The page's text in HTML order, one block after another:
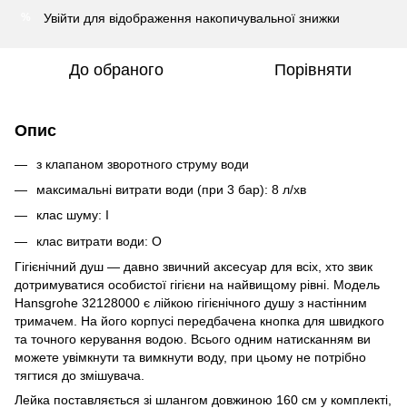
Увійти для відображення накопичувальної знижки
До обраного Порівняти
Опис
з клапаном зворотного струму води
максимальні витрати води (при 3 бар): 8 л/хв
клас шуму: I
клас витрати води: O
Гігієнічний душ — давно звичний аксесуар для всіх, хто звик
дотримуватися особистої гігієни на найвищому рівні. Модель
Hansgrohe 32128000 є лійкою гігієнічного душу з настінним
тримачем. На його корпусі передбачена кнопка для швидкого
та точного керування водою. Всього одним натисканням ви
можете увімкнути та вимкнути воду, при цьому не потрібно
тягтися до змішувача.
Лейка поставляється зі шлангом довжиною 160 см у комплекті,